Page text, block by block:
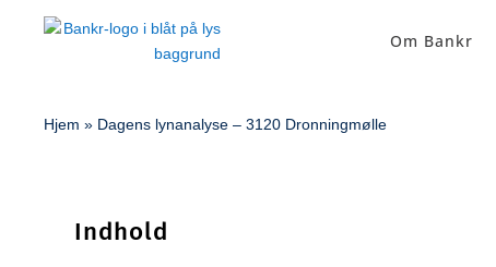
Om Bankr
Hjem » Dagens lynanalyse – 3120 Dronningmølle
Indhold